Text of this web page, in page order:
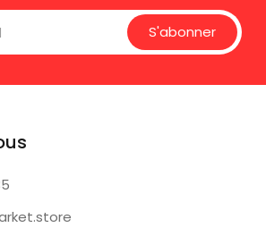
S'abonner